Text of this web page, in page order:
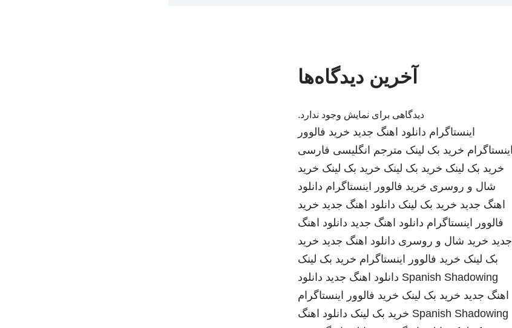
آخرین دیدگاه‌ها
دیدگاهی برای نمایش وجود ندارد.
اینستاگرام دانلود اهنگ جدید خرید فالوور
اینستاگرام خرید بک لینک مترجم انگلیسی فارسی
خرید بک لینک خرید بک لینک خرید بک لینک خرید
شال و روسری خرید فالوور اینستاگرام دانلود
اهنگ جدید خرید بک لینک دانلود اهنگ جدید خرید
فالوور اینستاگرام دانلود اهنگ جدید دانلود اهنگ
جدید خرید شال و روسری دانلود اهنگ جدید خرید
بک لینک خرید فالوور اینستاگرام خرید بک لینک
Spanish Shadowing دانلود اهنگ جدید دانلود
اهنگ جدید خرید بک لینک خرید فالوور اینستاگرام
Spanish Shadowing خرید بک لینک دانلود اهنگ